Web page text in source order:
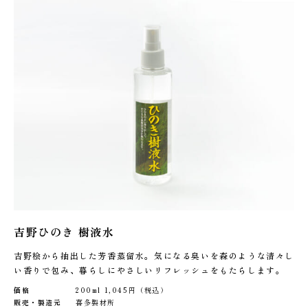
吉野ひのき 樹液水
吉野桧から抽出した芳香蒸留水。気になる臭いを森のような清々し
い香りで包み、暮らしにやさしいリフレッシュをもたらします。
価格
200ml 1,045円（税込）
販売・製造元
喜多製材所